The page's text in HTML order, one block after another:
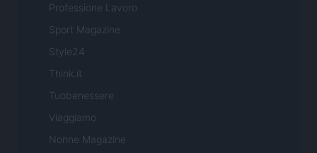
Professione Lavoro
Sport Magazine
Style24
Think.it
Tuobenessere
Viaggiamo
Nonne Magazine